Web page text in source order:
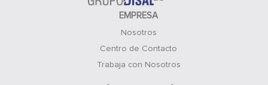
EMPRESA
Nosotros
Centro de Contacto
Trabaja con Nosotros